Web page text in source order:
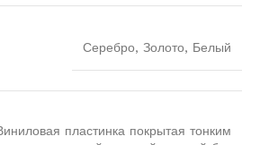
Серебро, Золото, Белый
пластинка покрытая тонким